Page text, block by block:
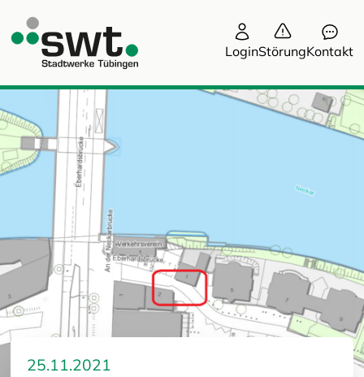
LoginStörungKontakt
25.11.2021